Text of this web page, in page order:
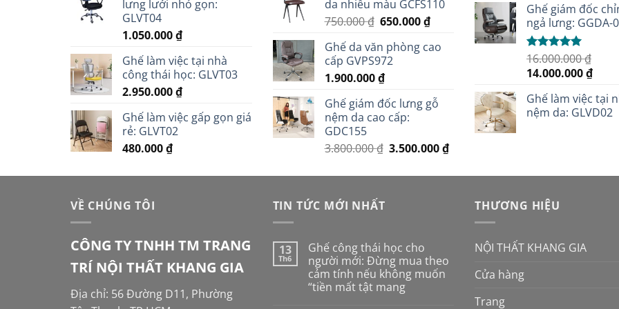
lưng lưới nhỏ gọn:
GLVT04
1.050.000₫
Ghế làm việc tại nhà
công thái học: GLVT03
2.950.000₫
Ghế làm việc gấp gọn giá
rẻ: GLVT02
480.000₫
2.500.000 ₫.
2.100.000 ₫.
da nhiều màu GCFS110
750.000₫ Giá
là:
750.000 ₫.
650.000₫Giá
tại
Ghế da văn phòng cao
cấp GVPS972
1.900.000₫
Ghế giám đốc lưng gỗ
nệm da cao cấp:
GDC155
3.800.000₫ Giá
là:
3.500.000₫Giá
tại
3.500.000 ₫.
5 sao
là:
Ghế giám đốc
ngả lưng: GGDA-
Được xếp
hạng5.00
5 sao
16.000.000₫
Giá
là:
16.000.000 ₫.
14.000.000₫Giá
tại
là:
Ghế làm việc tại
nệm da: GLVD02
VỀ CHÚNG TÔI
CÔNG TY TNHH TM TRANG
TRÍ NỘI THẤT KHANG GIA
Địa chỉ: 56 Đường D11, Phường
TIN TỨC MỚI NHẤT
13
Th6
Ghế công thái học cho
người mới: Đừng mua theo
cảm tính nếu không muốn
“tiền mất tật mang
THƯƠNG HIỆU
NỘI THẤT KHANG GIA
Cửa hàng
Trang